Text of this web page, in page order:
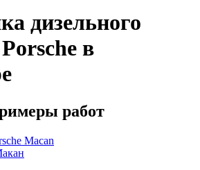
дизельного
в
работ
Macan